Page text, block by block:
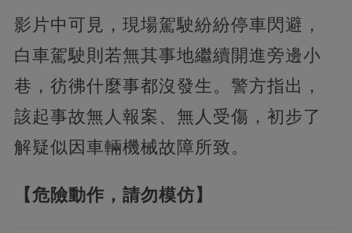
影片中可見，現場駕駛紛紛停車閃避，
白車駕駛則若無其事地繼續開進旁邊小
巷，彷彿什麼事都沒發生。警方指出，
該起事故無人報案、無人受傷，初步了
解疑似因車輛機械故障所致。
【危險動作，請勿模仿】